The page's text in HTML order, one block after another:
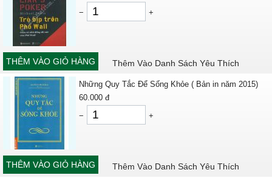
−
+
THÊM VÀO GIỎ HÀNG Thêm Vào Danh Sách Yêu Thích
Những Quy Tắc Để Sống Khỏe ( Bản in năm 2015)
60.000 đ
−
+
THÊM VÀO GIỎ HÀNG Thêm Vào Danh Sách Yêu Thích